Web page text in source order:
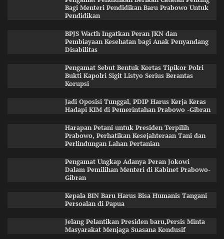
Bagi Menteri Pendidikan Baru Prabowo Untuk
Pendidikan
BPJS Wacth Ingatkan Peran JKN dan
Pembiayaan Kesehatan bagi Anak Penyandang
Disabilitas
Pengamat Sebut Bentuk Kortas Tipikor Polri
Bukti Kapolri Sigit Listyo Serius Berantas
Korupsi
Jadi Oposisi Tunggal, PDIP Harus Kerja Keras
Hadapi KIM di Pemerintahan Prabowo -Gibran
Harapan Petani untuk Presiden Terpilih
Prabowo, Perhatikan Kesejahteraan Tani dan
Perlindungan Lahan Pertanian
Pengamat Ungkap Adanya Peran Jokowi
Dalam Pemilihan Menteri di Kabinet Prabowo-
Gibran
Kepala BIN Baru Harus Bisa Humanis Tangani
Persoalan di Papua
Jelang Pelantikan Presiden baru,Persis Minta
Masyarakat Menjaga Suasana Kondusif